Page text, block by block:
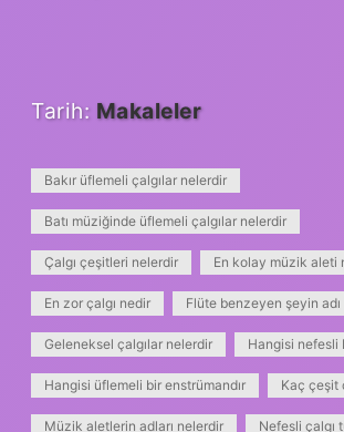
Tarih: Makaleler
Bakır üflemeli çalgılar nelerdir
Batı müziğinde üflemeli çalgılar nelerdir
Çalgı çeşitleri nelerdir En kolay müzik aleti
En zor çalgı nedir Flüte benzeyen şeyin adı
Geleneksel çalgılar nelerdir Hangisi nefesli
Hangisi üflemeli bir enstrümandır Kaç çeşit
Müzik aletlerin adları nelerdir Nefesli çalgı